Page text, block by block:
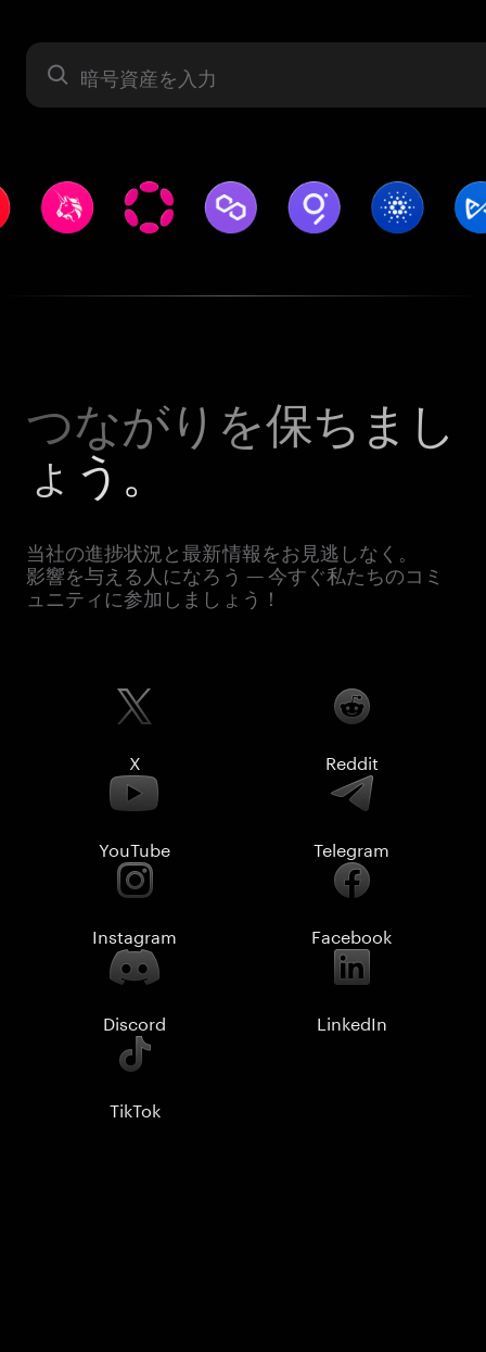
暗号資産
つながりを保ちまし
ょう。
当社の進捗状況と最新情報をお見逃しなく。
影響を与える人になろう — 今すぐ私たちのコミ
ュニティに参加しましょう！
X Reddit
YouTube Telegram
Instagram Facebook
Discord LinkedIn
TikTok